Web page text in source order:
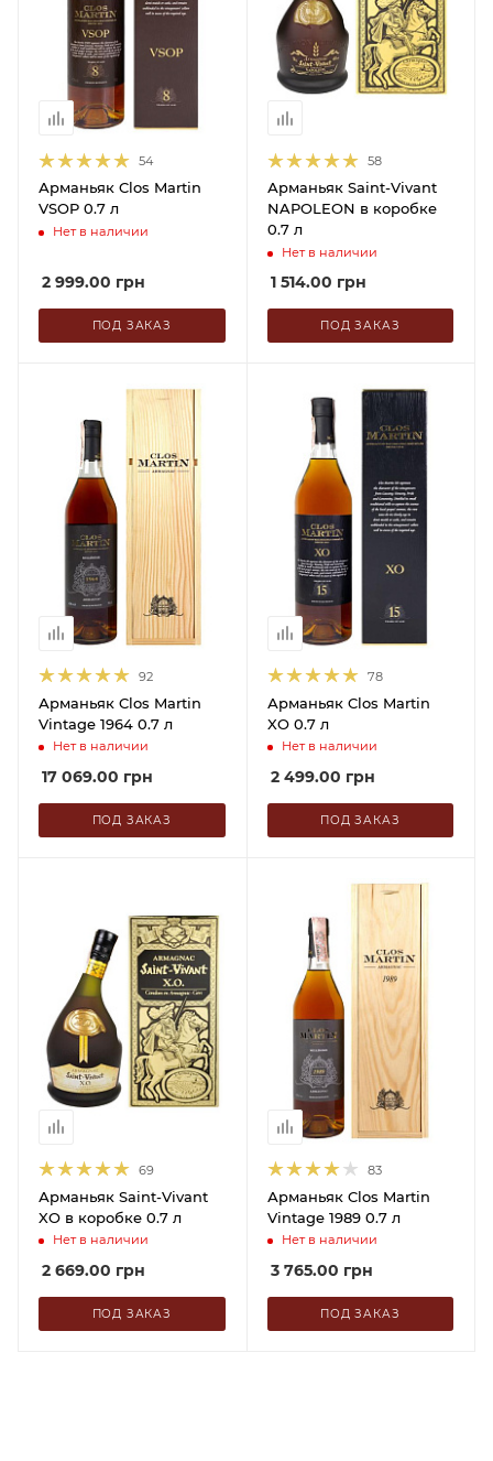
54
Арманьяк Clos Martin
VSOP 0.7 л
Нет в наличии
2 999.00 грн
ПОД ЗАКАЗ
58
Арманьяк Saint-Vivant
NAPOLEON в коробке
0.7 л
Нет в наличии
1 514.00 грн
ПОД ЗАКАЗ
92
Арманьяк Clos Martin
Vintage 1964 0.7 л
Нет в наличии
17 069.00 грн
ПОД ЗАКАЗ
78
Арманьяк Clos Martin
XO 0.7 л
Нет в наличии
2 499.00 грн
ПОД ЗАКАЗ
69
Арманьяк Saint-Vivant
XO в коробке 0.7 л
Нет в наличии
2 669.00 грн
ПОД ЗАКАЗ
83
Арманьяк Clos Martin
Vintage 1989 0.7 л
Нет в наличии
3 765.00 грн
ПОД ЗАКАЗ